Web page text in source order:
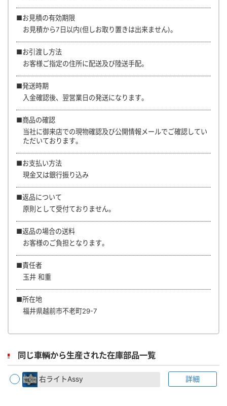
■お見積の有効期限
お見積から7日以内(但しお取り置きは出来ません)。
■お引渡し方法
お客様ご指定の住所に配送及び陸送手配。
■発送時期
入金確認後、翌営業日の発送になります。
■商品の確認
当社に御来店での現物確認及び公開情報メールでご確認してい
ただいております。
■お支払い方法
現金又は銀行振り込み
■返品について
原則として受付ておりません。
■返品の場合の送料
お客様のご負担となります。
■責任者
玉井 和重
■所在地
福井県越前市不老町29-7
同じ車輌から生産された在庫部品一覧
右ライトAssy 詳細